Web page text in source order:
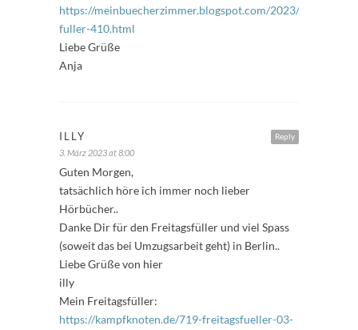
https://meinbuecherzimmer.blogspot.com/2023/03/freitags-
fuller-410.html
Liebe Grüße
Anja
Reply
ILLY
3. März 2023 at 8:00
Guten Morgen,
tatsächlich höre ich immer noch lieber
Hörbücher..
Danke Dir für den Freitagsfüller und viel Spass
(soweit das bei Umzugsarbeit geht) in Berlin..
Liebe Grüße von hier
illy
Mein Freitagsfüller:
https://kampfknoten.de/719-freitagsfueller-03-